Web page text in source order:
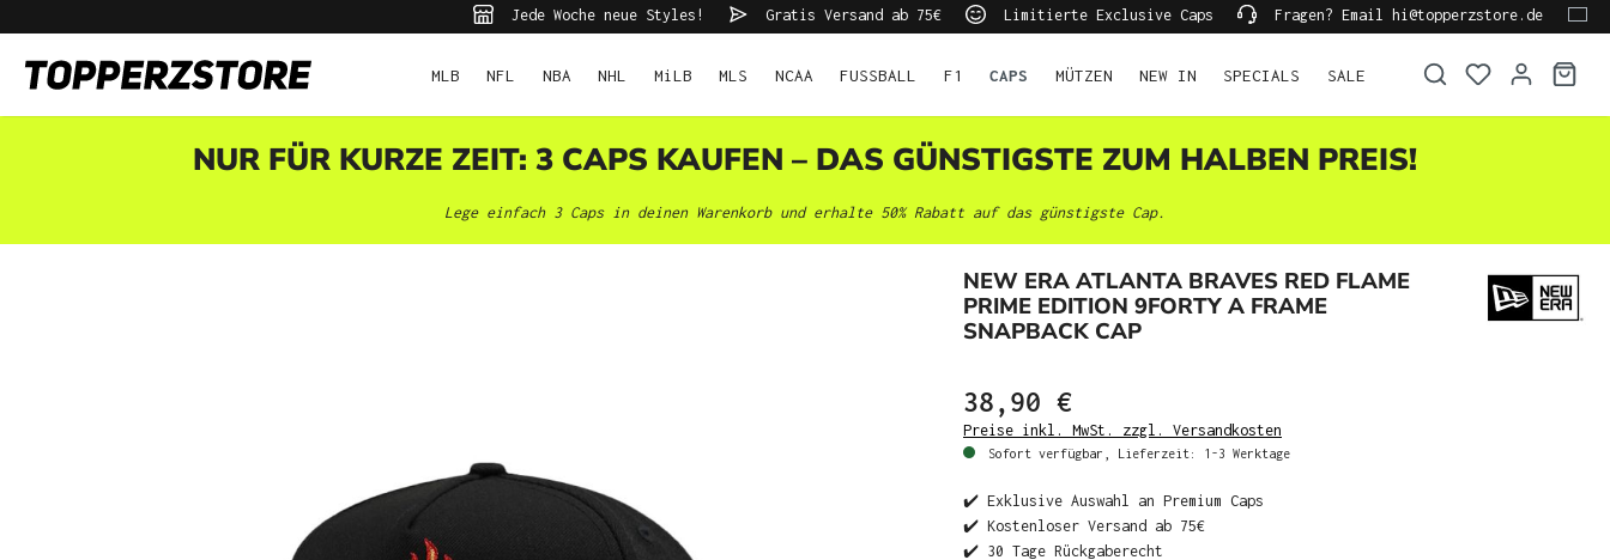
Jede Woche neue Styles! Gratis Versand ab 75€ Limitierte Exclusive Caps Fragen? Email hi@topperzstore.de
MLB NFL NBA NHL MiLB MLS NCAA FUSSBALL F1 CAPS MÜTZEN NEW IN SPECIALS SALE
NUR FÜR KURZE ZEIT: 3 CAPS KAUFEN – DAS GÜNSTIGSTE ZUM HALBEN PREIS!
Lege einfach 3 Caps in deinen Warenkorb und erhalte 50% Rabatt auf das günstigste Cap.
NEW ERA ATLANTA BRAVES RED FLAME
PRIME EDITION 9FORTY A FRAME
SNAPBACK CAP
38,90 €
Preise inkl. MwSt. zzgl. Versandkosten
Sofort verfügbar, Lieferzeit: 1-3 Werktage
✔️ Exklusive Auswahl an Premium Caps
✔️ Kostenloser Versand ab 75€
✔️ 30 Tage Rückgaberecht